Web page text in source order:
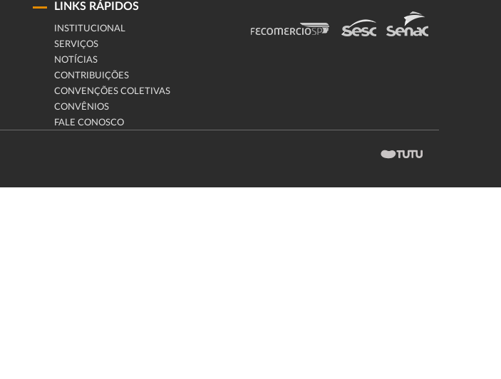
LINKS RÁPIDOS
INSTITUCIONAL
SERVIÇOS
NOTÍCIAS
CONTRIBUIÇÕES
CONVENÇÕES COLETIVAS
CONVÊNIOS
FALE CONOSCO